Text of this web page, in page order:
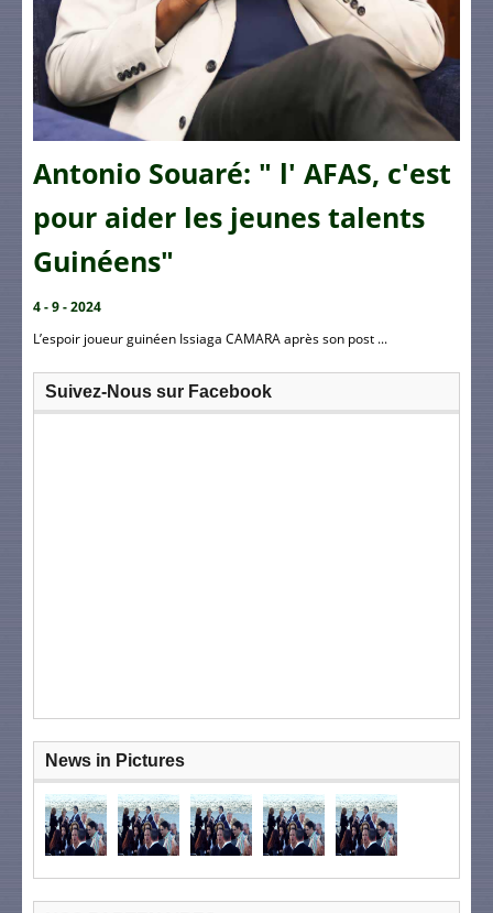
Antonio Souaré: " l' AFAS, c'est
pour aider les jeunes talents
Guinéens"
4 - 9 - 2024
L’espoir joueur guinéen Issiaga CAMARA après son post ...
Suivez-Nous sur Facebook
News in Pictures